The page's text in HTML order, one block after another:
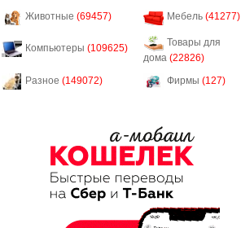
Животные (69457) Мебель (41277)
Компьютеры (109625)
Товары для
дома (22826)
Разное (149072) Фирмы (127)